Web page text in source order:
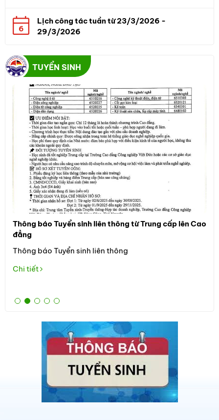
6
Lịch công tác tuần từ 23/3/2026 -
29/3/2026
TUYỂN SINH
Thông báo Tuyển sinh liên thông từ Trung cấp lên Cao
đẳng
Thông báo Tuyển sinh liên thông
Chi tiết